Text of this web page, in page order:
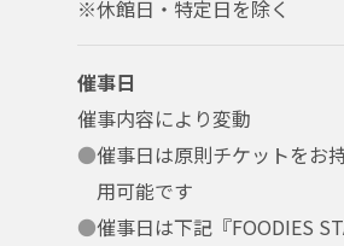
※休館日・特定日を除く
催事日
催事内容により変動
●催事日は原則チケットをお
用可能です
●催事日は下記『FOODIES